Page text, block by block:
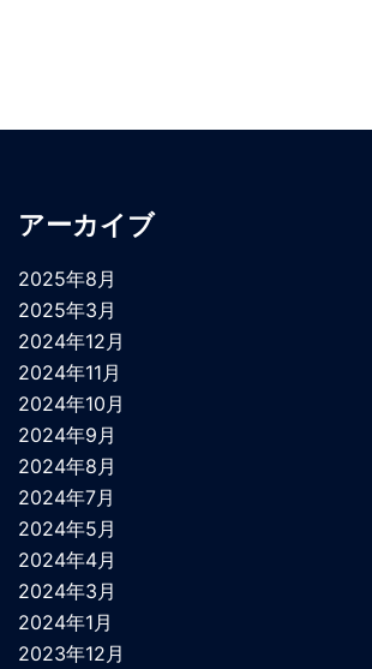
アーカイブ
2025年8月
2025年3月
2024年12月
2024年11月
2024年10月
2024年9月
2024年8月
2024年7月
2024年5月
2024年4月
2024年3月
2024年1月
2023年12月